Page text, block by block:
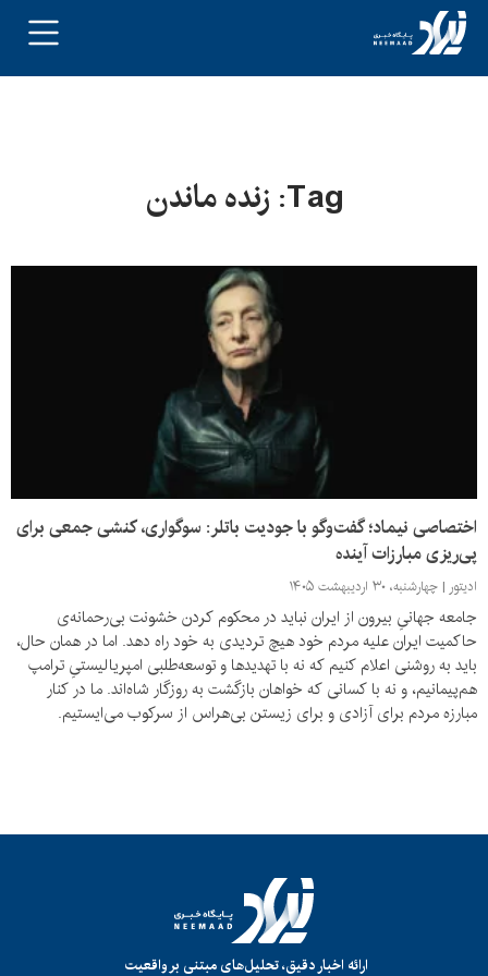
Tag: زنده ماندن
اختصاصی نیماد؛ گفت‌وگو با جودیت باتلر: سوگواری، کنشی جمعی برای
پی‌ریزی مبارزات آینده
ادیتور چهارشنبه، ۳۰ اردیبهشت ۱۴۰۵
جامعه‌ جهانیِ بیرون از ایران نباید در محکوم ‌کردن خشونت بی‌رحمانه‌ی
حاکمیت ایران علیه مردم خود هیچ تردیدی به خود راه دهد. اما در همان حال،
باید به‌ روشنی اعلام کنیم که نه با تهدیدها و توسعه‌طلبی امپریالیستیِ ترامپ
هم‌پیمانیم، و نه با کسانی که خواهان بازگشت به روزگار شاه‌اند. ما در کنار
مبارزه‌ مردم برای آزادی و برای زیستن بی‌هراس از سرکوب می‌ایستیم.
ارائه اخبار دقیق، تحلیل‌های مبتنی بر واقعیت